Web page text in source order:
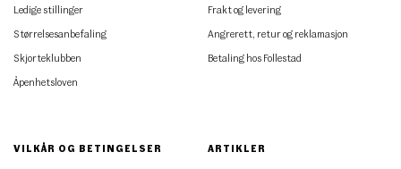
Ledige stillinger
Størrelsesanbefaling
Skjorteklubben
Åpenhetsloven
Frakt og levering
Angrerett, retur og reklamasjon
Betaling hos Follestad
VILKÅR OG BETINGELSER ARTIKLER